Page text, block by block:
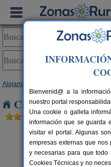
Alojamientos
Casas Rurales
Bienvenid@ a la
nuestro portal
Una cookie o galleta
información que se guarda
visitar el portal. Algunas
empresas externas que nos
y necesarias para que todo
Cookies Técnicas y no